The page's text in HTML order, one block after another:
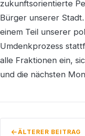
zukunftsorientierte
Bürger unserer
einem Teil unserer
Umdenkprozess
alle Fraktionen ein,
und die nächsten
ÄLTERER BEITRAG